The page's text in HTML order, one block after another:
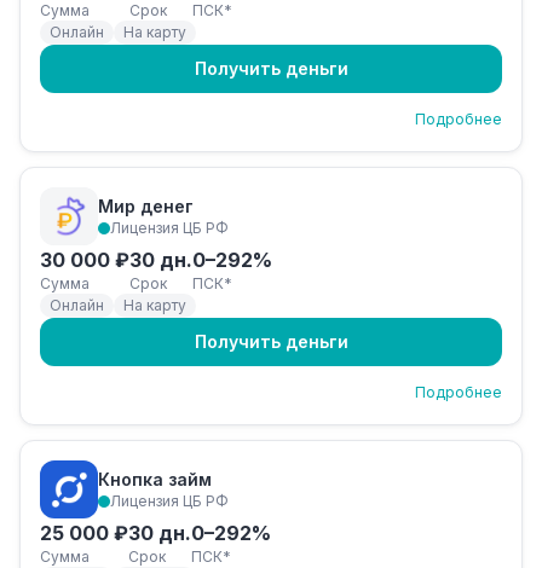
Сумма Срок
ПСК*
Онлайн
На карту
Получить деньги
Подробнее
Мир денег
Лицензия ЦБ РФ
30 000 ₽
Сумма
30 дн.
Срок
0–292%
ПСК*
Онлайн
На карту
Получить деньги
Подробнее
Кнопка займ
Лицензия ЦБ РФ
25 000 ₽
Сумма
30 дн.
Срок
0–292%
ПСК*